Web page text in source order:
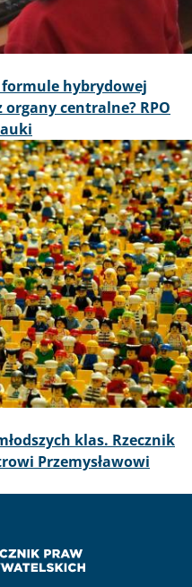
formule hybrydowej
centralne? RPO
klas. Rzecznik
Przemysławowi